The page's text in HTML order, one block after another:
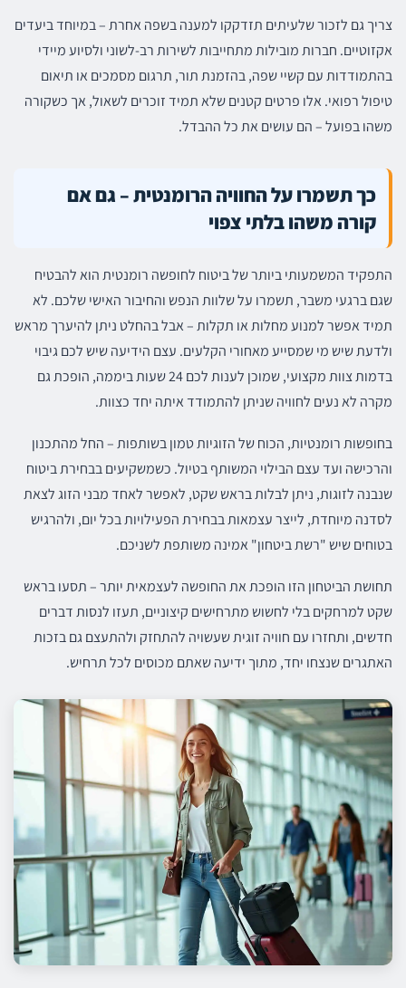
צריך גם לזכור שלעיתים תזדקקו למענה בשפה אחרת – במיוחד ביעדים
אקזוטיים. חברות מובילות מתחייבות לשירות רב-לשוני ולסיוע מיידי
בהתמודדות עם קשיי שפה, בהזמנת תור, תרגום מסמכים או תיאום
טיפול רפואי. אלו פרטים קטנים שלא תמיד זוכרים לשאול, אך כשקורה
משהו בפועל – הם עושים את כל ההבדל.
כך תשמרו על החוויה הרומנטית – גם אם
קורה משהו בלתי צפוי
התפקיד המשמעותי ביותר של ביטוח לחופשה רומנטית הוא להבטיח
שגם ברגעי משבר, תשמרו על שלוות הנפש והחיבור האישי שלכם. לא
תמיד אפשר למנוע מחלות או תקלות – אבל בהחלט ניתן להיערך מראש
ולדעת שיש מי שמסייע מאחורי הקלעים. עצם הידיעה שיש לכם גיבוי
בדמות צוות מקצועי, שמוכן לענות לכם 24 שעות ביממה, הופכת גם
מקרה לא נעים לחוויה שניתן להתמודד איתה יחד כצוות.
בחופשות רומנטיות, הכוח של הזוגיות טמון בשותפות – החל מהתכנון
והרכישה ועד עצם הבילוי המשותף בטיול. כשמשקיעים בבחירת ביטוח
שנבנה לזוגות, ניתן לבלות בראש שקט, לאפשר לאחד מבני הזוג לצאת
לסדנה מיוחדת, לייצר עצמאות בבחירת הפעילויות בכל יום, ולהרגיש
בטוחים שיש "רשת ביטחון" אמינה משותפת לשניכם.
תחושת הביטחון הזו הופכת את החופשה לעצמאית יותר – תסעו בראש
שקט למרחקים בלי לחשוש מתרחישים קיצוניים, תעזו לנסות דברים
חדשים, ותחזרו עם חוויה זוגית שעשויה להתחזק ולהתעצם גם בזכות
האתגרים שנצחו יחד, מתוך ידיעה שאתם מכוסים לכל תרחיש.